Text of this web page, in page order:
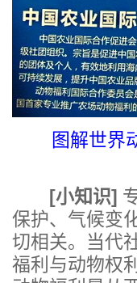
图解世界
[小知识]
保护、气候变
切相关。当代
福利与动物权